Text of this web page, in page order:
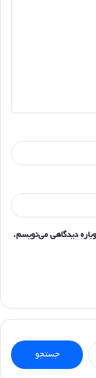
دیدگاهی می‌نویسم.
جستجو
برای: